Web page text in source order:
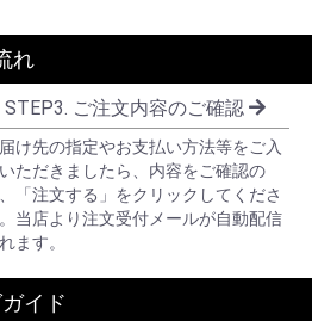
れ
STEP3. ご注文内容のご確認
け先の指定やお支払い方法等をご入
ただきましたら、内容をご確認の
、「注文する」をクリックしてくださ
当店より注文受付メールが自動配信
ます。
イド